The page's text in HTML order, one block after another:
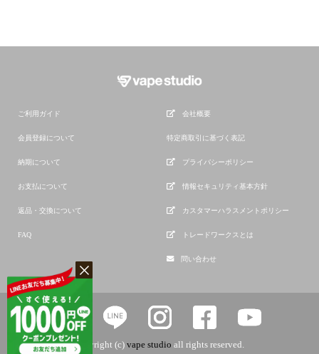
ご利用ガイド
会員登録について
納期について
お支払について
返品・交換について
FAQ
会社概要
特定商取引に基づく表記
プライバシーポリシー
情報セキュリティ基本方針
カスタマーハラスメントポリシー
トレードワークスとは
問い合わせ
copyright (c) vape studio all rights reserved.